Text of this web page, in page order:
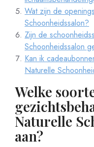
Wat zijn de
Schoonheidssalon?
Zijn de
Schoonheidssalon
Kan ik
Naturelle
Welke
Naturelle
aan?